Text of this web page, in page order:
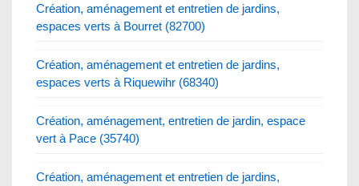
Création, aménagement et entretien de jardins,
espaces verts à Bourret (82700)
Création, aménagement et entretien de jardins,
espaces verts à Riquewihr (68340)
Création, aménagement, entretien de jardin, espace
vert à Pace (35740)
Création, aménagement et entretien de jardins,